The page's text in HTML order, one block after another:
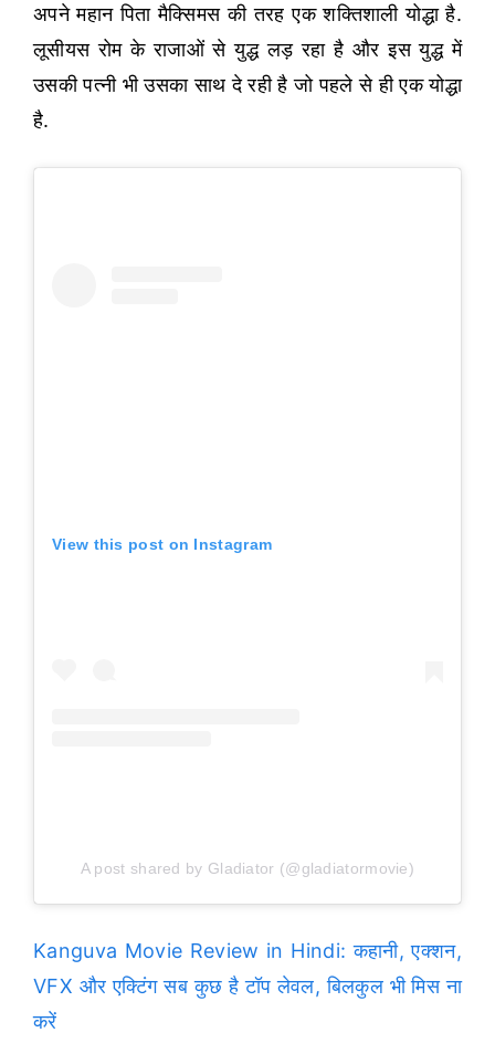
अपने महान पिता मैक्सिमस की तरह एक शक्तिशाली योद्धा है.
लूसीयस रोम के राजाओं से युद्ध लड़ रहा है और इस युद्ध में
उसकी पत्नी भी उसका साथ दे रही है जो पहले से ही एक योद्धा
है.
View this post on Instagram
A post shared by Gladiator (@gladiatormovie)
Kanguva Movie Review in Hindi: कहानी, एक्शन,
VFX और एक्टिंग सब कुछ है टॉप लेवल, बिलकुल भी मिस ना
करें